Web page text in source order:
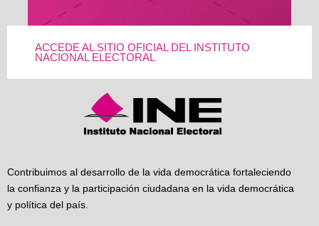
ACCEDE AL SITIO OFICIAL DEL INSTITUTO
NACIONAL ELECTORAL
Contribuimos al desarrollo de la vida democrática fortaleciendo
la confianza y la participación ciudadana en la vida democrática
y política del país.